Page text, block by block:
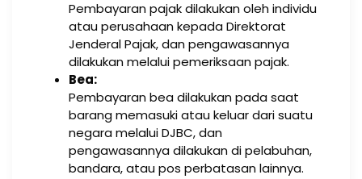
Pembayaran pajak dilakukan oleh individu
atau perusahaan kepada Direktorat
Jenderal Pajak, dan pengawasannya
dilakukan melalui pemeriksaan pajak.
Bea:
Pembayaran bea dilakukan pada saat
barang memasuki atau keluar dari suatu
negara melalui DJBC, dan
pengawasannya dilakukan di pelabuhan,
bandara, atau pos perbatasan lainnya.